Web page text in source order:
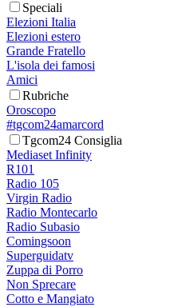
Speciali
Elezioni Italia
Elezioni estero
Grande Fratello
L'isola dei famosi
Amici
Rubriche
Oroscopo
#tgcom24amarcord
Tgcom24 Consiglia
Mediaset Infinity
R101
Radio 105
Virgin Radio
Radio Montecarlo
Radio Subasio
Comingsoon
Superguidatv
Zuppa di Porro
Non Sprecare
Cotto e Mangiato